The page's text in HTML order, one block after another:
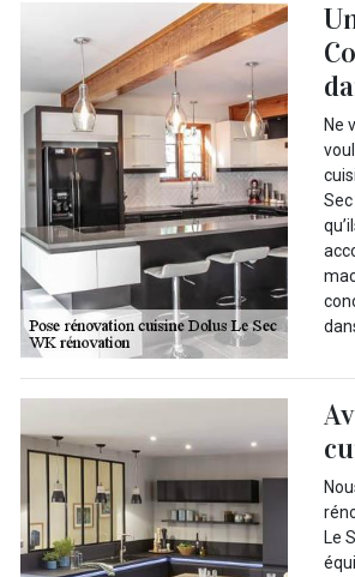
Ne
Le